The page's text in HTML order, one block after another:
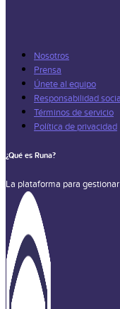
Nosotros
Prensa
Únete al equipo
Responsabilidad
Términos de servicio
Política de privacidad
¿Qué es Runa?
La plataforma para